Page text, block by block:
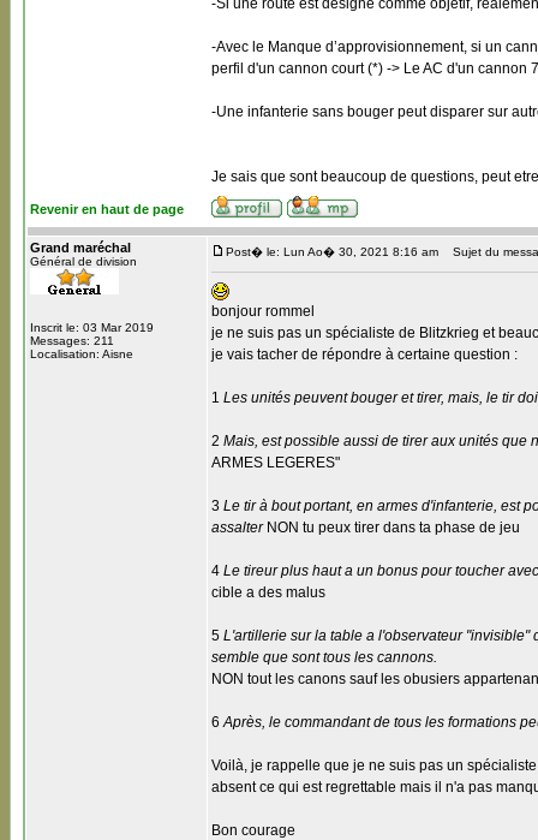
-Si une route est designé comme objetif,
-Avec le Manque d’approvisionnement, si un
perfil d'un cannon court (*) -> Le AC d'un cannon
-Une infanterie sans bouger peut disparer sur
Je sais que sont beaucoup de questions, peut
Revenir en haut de page
Grand maréchal
Général de division
Inscrit le: 03 Mar 2019
Messages: 211
Localisation: Aisne
Post� le: Lun Ao� 30, 2021 8:16 am Sujet du
bonjour rommel
je ne suis pas un spécialiste de Blitzkrieg et
je vais tacher de répondre à certaine question :
1 Les unités peuvent bouger et tirer, mais, le tir
2 Mais, est possible aussi de tirer aux unités
ARMES LEGERES"
3 Le tir à bout portant, en armes d'infanterie, est
assalterNON tu peux tirer dans ta phase de jeu
4 Le tireur plus haut a un bonus pour toucher
cible a des malus
5 L'artillerie sur la table a l'observateur
semble que sont tous les cannons.
NON tout les canons sauf les obusiers
6Après, le commandant de tous les formations
Voilà, je rappelle que je ne suis pas un
absent ce qui est regrettable mais il n'a pas
Bon courage